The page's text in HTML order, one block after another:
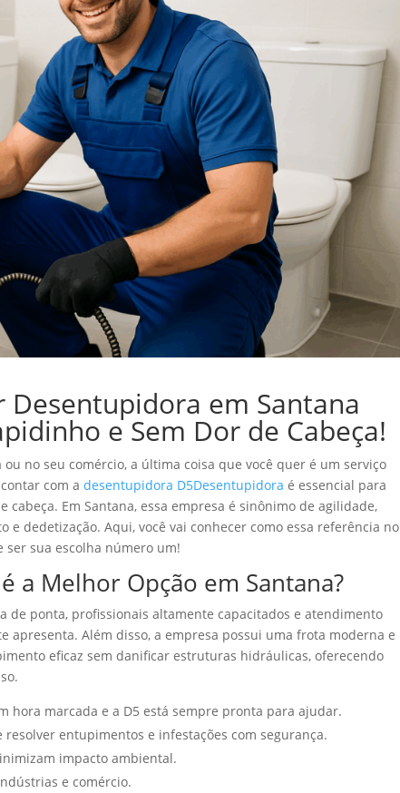
em Santana
e Sem Dor de Cabeça!
no seu comércio, a última coisa que você quer é um serviço
contar com adesentupidora D5Desentupidora é essencial para
Em Santana, essa empresa é sinônimo de agilidade,
dedetização. Aqui, você vai conhecer como essa referência no
ser sua escolha número um!
a Melhor Opção em Santana?
de ponta, profissionais altamente capacitados e atendimento
apresenta. Além disso, a empresa possui uma frota moderna e
eficaz sem danificar estruturas hidráulicas, oferecendo
hora marcada e a D5 está sempre pronta para ajudar.
entupimentos e infestações com segurança.
impacto ambiental.
e comércio.